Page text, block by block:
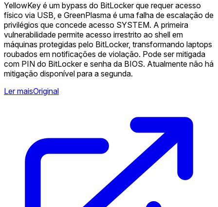
YellowKey é um bypass do BitLocker que requer acesso
físico via USB, e GreenPlasma é uma falha de escalação de
privilégios que concede acesso SYSTEM. A primeira
vulnerabilidade permite acesso irrestrito ao shell em
máquinas protegidas pelo BitLocker, transformando laptops
roubados em notificações de violação. Pode ser mitigada
com PIN do BitLocker e senha da BIOS. Atualmente não há
mitigação disponível para a segunda.
Ler maisOriginal